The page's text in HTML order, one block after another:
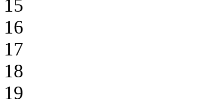
15
16
17
18
19